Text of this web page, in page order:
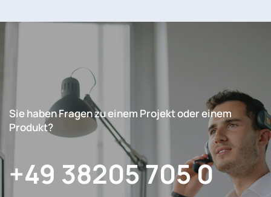
Sie haben Fragen zu einem Projekt oder einem
Produkt?
+49 38205 705 0